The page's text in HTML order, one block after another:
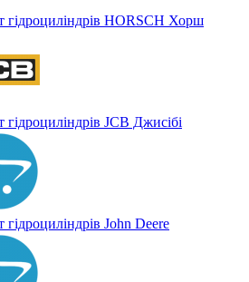
гідроциліндрів HORSCH Хорш
гідроциліндрів JCB Джисібі
гідроциліндрів John Deere